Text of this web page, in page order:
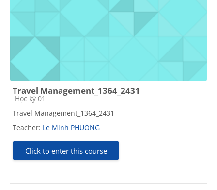
Travel Management_1364_2431
Course category
Học kỳ 01
Travel Management_1364_2431
Teacher: Le Minh PHUONG
Click to enter this course